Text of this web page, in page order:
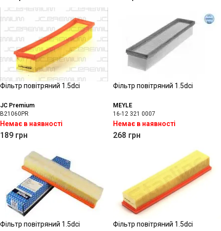
Фільтр повітряний 1.5dci
JC Premium
B21060PR
Немає в наявності
189 грн
Фільтр повітряний 1.5dci
MEYLE
16-12 321 0007
Немає в наявності
268 грн
Фільтр повітряний 1.5dci Фільтр повітряний 1.5dci